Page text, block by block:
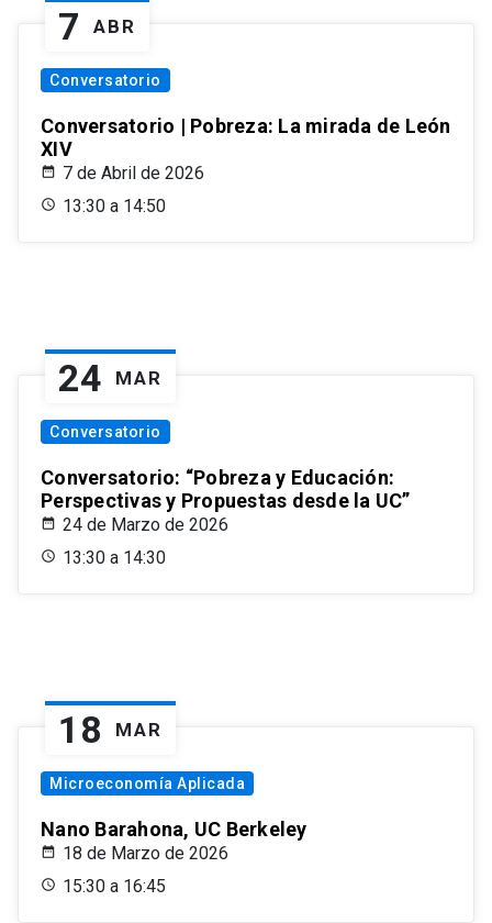
7 ABR
Conversatorio
Conversatorio | Pobreza: La mirada de León
XIV
7 de Abril de 2026
13:30 a 14:50
24 MAR
Conversatorio
Conversatorio: “Pobreza y Educación:
Perspectivas y Propuestas desde la UC”
24 de Marzo de 2026
13:30 a 14:30
18 MAR
Microeconomía Aplicada
Nano Barahona, UC Berkeley
18 de Marzo de 2026
15:30 a 16:45